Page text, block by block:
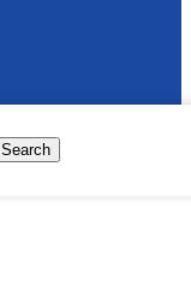
Search